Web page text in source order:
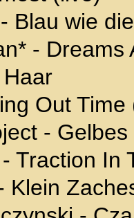
Blau wie
- Dreams
Out Time
- Gelbes
Traction In
Klein